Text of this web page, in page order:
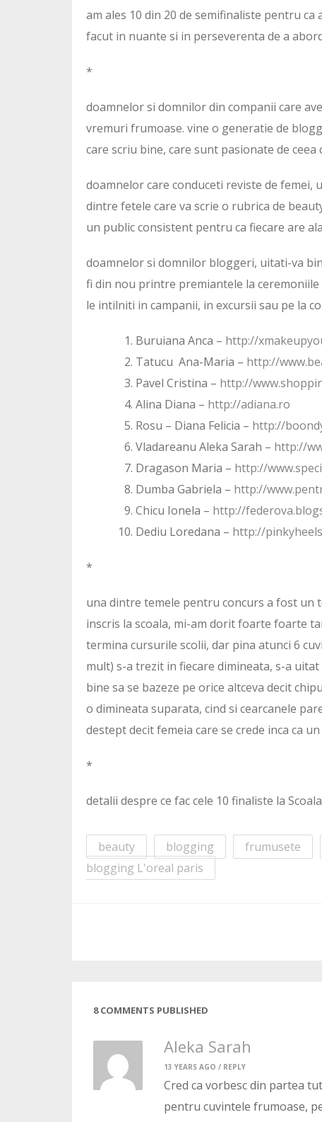
am ales 10 din 20 de semifinaliste pentru
facut in nuante si in perseverenta de a
*
doamnelor si domnilor din companii care
vremuri frumoase. vine o generatie de
care scriu bine, care sunt pasionate de
doamnelor care conduceti reviste de femei,
dintre fetele care va scrie o rubrica de
un public consistent pentru ca fiecare are
doamnelor si domnilor bloggeri, uitati-va
fi din nou printre premiantele la ceremoniile
le intilniti in campanii, in excursii sau pe la
Buruiana Anca – http://
Tatucu Ana-Maria – http://
Pavel Cristina – http://
Alina Diana – http://adiana.ro
Rosu – Diana Felicia – http://
Vladareanu Aleka Sarah – http://
Dragason Maria – http://
Dumba Gabriela – http://
Chicu Ionela – http://
Dediu Loredana – http://
*
una dintre temele pentru concurs a fost un
inscris la scoala, mi-am dorit foarte foarte
termina cursurile scolii, dar pina atunci 6
mult) s-a trezit in fiecare dimineata, s-a
bine sa se bazeze pe orice altceva decit
o dimineata suparata, cind si cearcanele
destept decit femeia care se crede inca ca
*
detalii despre ce fac cele 10 finaliste la
beauty blogging frumusete
blogging L'oreal paris
8 COMMENTS PUBLISHED
Aleka Sarah
13 YEARS AGO / REPLY
Cred ca vorbesc din partea
pentru cuvintele frumoase,